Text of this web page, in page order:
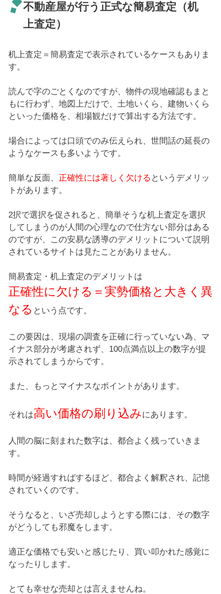
不動産屋が行う正式な簡易査定（机
上査定）
机上査定＝簡易査定で表示されているケースもありま
す。
読んで字のごとくなのですが、物件の現地確認もまと
もに行わず、地図上だけで、土地いくら、建物いくら
といった価格を、相場観だけで算出する方法です。
場合によっては口頭でのみ伝えられ、世間話の延長の
ようなケースも多いようです。
簡単な反面、 正確性には著しく欠ける というデメリッ
トがあります。
2択で選択を促されると、簡単そうな机上査定を選択
してしまうのが人間の心理なので仕方ない部分はある
のですが、この安易な誘導のデメリットについて説明
されているサイトは見たことがありません。
簡易査定・机上査定のデメリットは
正確性に欠ける＝実勢価格と大きく異
なる という点です。
この要因は、現場の調査を正確に行っていない為、マ
イナス部分が考慮されず、100点満点以上の数字が提
示されてしまうからです。
また、もっとマイナスなポイントがあります。
それは高い価格の刷り込みにあります。
人間の脳に刻まれた数字は、都合よく残っていきま
す。
時間が経過すればするほど、都合よく解釈され、記憶
されていくのです。
そうなると、いざ売却しようとする際には、その数字
がどうしても邪魔をします。
適正な価格でも安いと感じたり、買い叩かれた感覚に
なったりします。
とても幸せな売却とは言えませんね。